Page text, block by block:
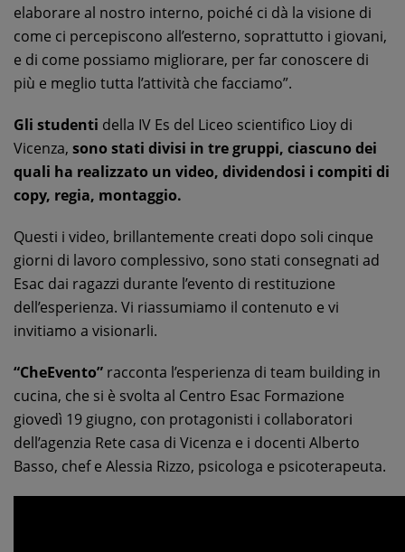
elaborare al nostro interno, poiché ci dà la visione di
come ci percepiscono all’esterno, soprattutto i giovani,
e di come possiamo migliorare, per far conoscere di
più e meglio tutta l’attività che facciamo”.
Gli studenti della IV Es del Liceo scientifico Lioy di
Vicenza, sono stati divisi in tre gruppi, ciascuno dei
quali ha realizzato un video, dividendosi i compiti di
copy, regia, montaggio.
Questi i video, brillantemente creati dopo soli cinque
giorni di lavoro complessivo, sono stati consegnati ad
Esac dai ragazzi durante l’evento di restituzione
dell’esperienza. Vi riassumiamo il contenuto e vi
invitiamo a visionarli.
“CheEvento” racconta l’esperienza di team building in
cucina, che si è svolta al Centro Esac Formazione
giovedì 19 giugno, con protagonisti i collaboratori
dell’agenzia Rete casa di Vicenza e i docenti Alberto
Basso, chef e Alessia Rizzo, psicologa e psicoterapeuta.